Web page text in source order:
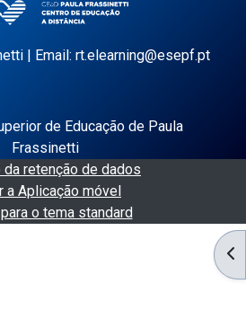
| Email: rt.elearning@esepf.pt
de Educação de Paula
Frassinetti
da retenção de dados
a Aplicação móvel
o tema standard